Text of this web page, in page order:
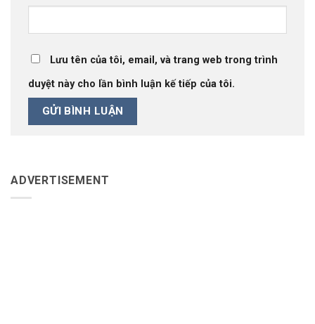
Lưu tên của tôi, email, và trang web trong trình
duyệt này cho lần bình luận kế tiếp của tôi.
ADVERTISEMENT